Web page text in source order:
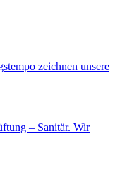
zeichnen unsere
– Sanitär. Wir